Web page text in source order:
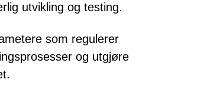
utvikling og testing.
som regulerer
og utgjøre